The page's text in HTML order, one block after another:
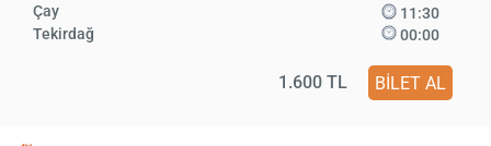
Çay
Tekirdağ
11:30
00:00
1.600 TL BİLET AL